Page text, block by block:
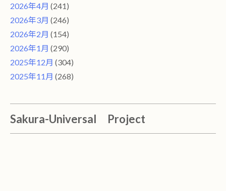
2026年4月 (241)
2026年3月 (246)
2026年2月 (154)
2026年1月 (290)
2025年12月 (304)
2025年11月 (268)
Sakura-Universal Project